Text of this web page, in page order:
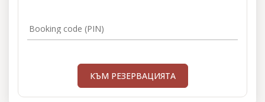
Booking code (PIN)
КЪМ РЕЗЕРВАЦИЯТА